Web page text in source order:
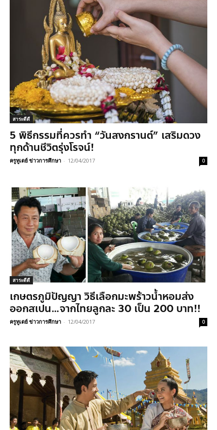
สาระดีดี
5 พิธีกรรมที่ควรทำ “วันสงกรานต์” เสริมดวง
ทุกด้านชีวิตรุ่งโรจน์!
ครูทูเดย์ ข่าวการศึกษา - 12/04/2017 0
สาระดีดี
เกษตรภูมิปัญญา วิธีเลือกมะพร้าวน้ำหอมส่ง
ออกสเปน…จากไทยลูกละ 30 เป็น 200 บาท!!
ครูทูเดย์ ข่าวการศึกษา - 12/04/2017 0